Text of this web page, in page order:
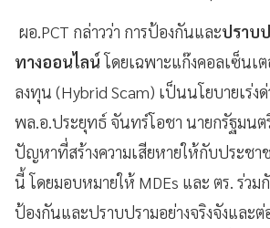
ผอ.PCT กล่าวว่า การป้องกันและปราบ
ทางออนไลน์โดยเฉพาะแก๊งคอลเซ็นเ
ลงทุน (Hybrid Scam)​ เป็นนโยบายเร่ง
พล.อ.ประยุทธ์ จันทร์โอชา นายกรัฐมนต
ปัญหาที่สร้างความเสียหายให้กับประชา
นี้ โดยมอบหมายให้ MDEs และ ตร. ร่วม
ป้องกันและปราบปรามอย่างจริงจังและต่